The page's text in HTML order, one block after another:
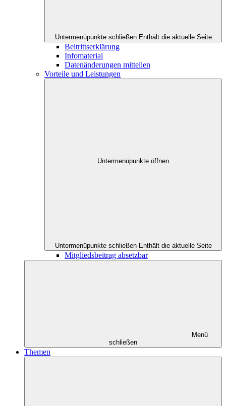
Untermenüpunkte schließen Enthält die aktuelle Seite
Beitrittserklärung
Infomaterial
Datenänderungen mitteilen
Vorteile und Leistungen
Untermenüpunkte öffnen
Untermenüpunkte schließen Enthält die aktuelle Seite
Mitgliedsbeitrag absetzbar
Menü
schließen
Themen